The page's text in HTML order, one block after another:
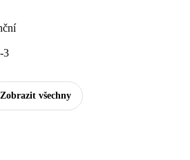
Zobrazit všechny